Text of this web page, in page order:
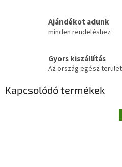
Ajándékot adunk
minden rendeléshez
Gyors kiszállítás
Az ország egész
Kapcsolódó termékek